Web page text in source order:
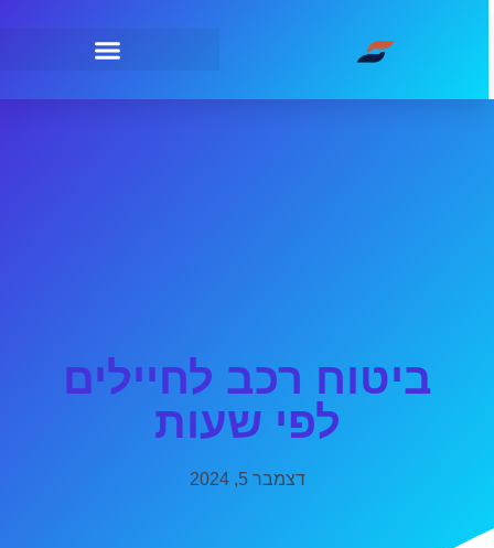
ביטוח רכב לחיילים
לפי שעות
דצמבר 5, 2024